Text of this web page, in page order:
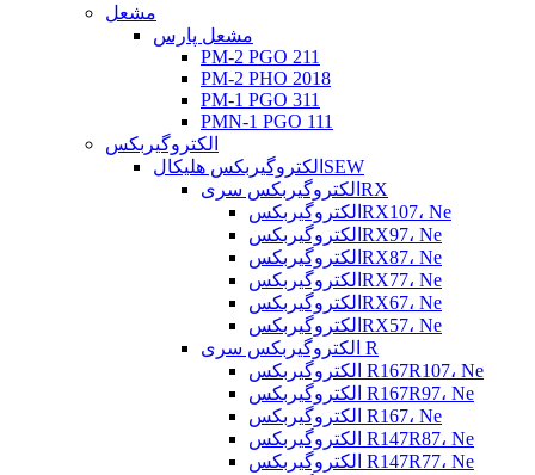
مشعل
مشعل پارس
PM-2 PGO 211
PM-2 PHO 2018
PM-1 PGO 311
PMN-1 PGO 111
الکتروگیربکس
الکتروگیربکس هلیکالSEW
الکتروگیربکس سریRX
الکتروگیربکسRX107، Ne
الکتروگیربکسRX97، Ne
الکتروگیربکسRX87، Ne
الکتروگیربکسRX77، Ne
الکتروگیربکسRX67، Ne
الکتروگیربکسRX57، Ne
الکتروگیربکس سری R
الکتروگیربکس R167R107، Ne
الکتروگیربکس R167R97، Ne
الکتروگیربکس R167، Ne
الکتروگیربکس R147R87، Ne
الکتروگیربکس R147R77، Ne